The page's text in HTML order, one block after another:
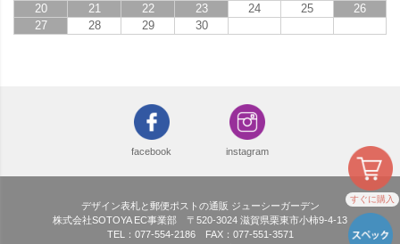
すぐに購入
20
21 22 23 24 25
26
27
28 29 30
facebook instagram
デザイン表札と郵便ポストの通販 ジューシーガーデン
株式会社SOTOYA EC事業部 〒520-3024 滋賀県栗東市小柿9-4-13
TEL：077-554-2186 FAX：077-551-3571